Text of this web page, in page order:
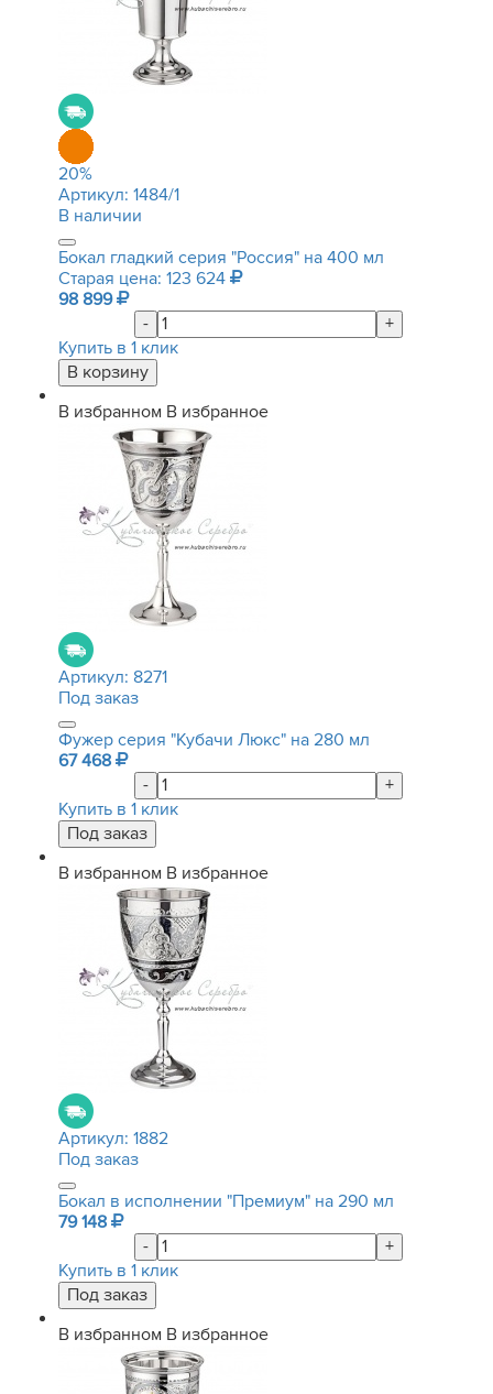
20%
Артикул: 1484/1
В наличии
Бокал гладкий серия "Россия" на 400 мл
Старая цена: 123 624
98 899
-
+
Купить в 1 клик
В избранном В избранное
Артикул: 8271
Под заказ
Фужер серия "Кубачи Люкс" на 280 мл
67 468
-
+
Купить в 1 клик
В избранном В избранное
Артикул: 1882
Под заказ
Бокал в исполнении "Премиум" на 290 мл
79 148
-
+
Купить в 1 клик
В избранном В избранное